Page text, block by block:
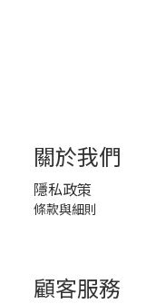
關於我們
隱私政策
條款與細則
顧客服務